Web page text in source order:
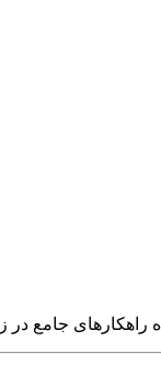
راهکارهای جامع